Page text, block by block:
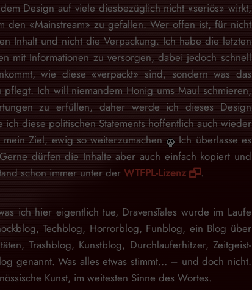
Design auf viele diesbezüglich nicht «seriös» wirkt,
den «Mainstream» zu gefallen. Wer offen ist, für nicht
Inhalt und nicht die Verpackung. Ich habe die letzten
mit Informationen zu versorgen, dabei jedoch schnell
wie diese «verpackt» sind, sondern was das
Ich will niemandem Honig ums Maul schmieren,
zu erfüllen, daher werde ich dieses Design
diese politischen Statements hoffentlich auch wieder
mein Ziel, ewig so weiterzumachen
Ich überlasse es
dürfen die Inhalte aber auch einfach kopiert und
schon immer unter der WTFPL-Lizenz .
ich hier eigentlich tue, DravensTales wurde im Laufe
Techblog, Horrorblog, Funblog, ein Blog über
Trashblog, Kunstblog, Durchlauferhitzer, Zeitgeist-
genannt. Was alles etwas stimmt… – und doch nicht.
Kunst, im weitesten Sinne des Wortes.